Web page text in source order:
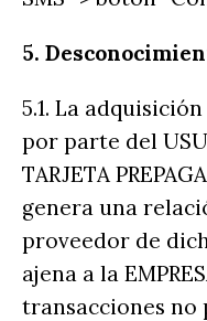
5.
5.1. La
por parte del
TARJETA
genera una
proveedor de
ajena a la
transacciones no